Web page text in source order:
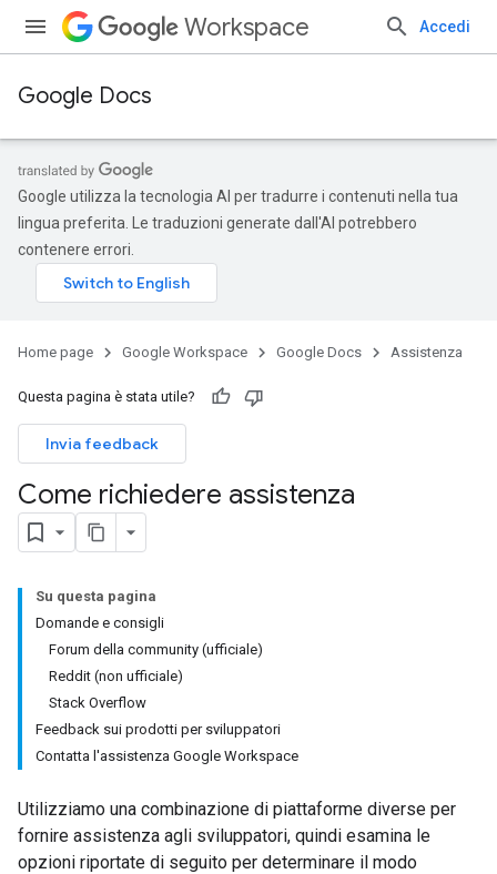
Workspace Accedi
Google Docs
Google utilizza la tecnologia AI per tradurre i contenuti nella tua
lingua preferita. Le traduzioni generate dall'AI potrebbero
contenere errori.
Home page Google Workspace Google Docs Assistenza
Questa pagina è stata utile?
Invia feedback
Come richiedere assistenza
Su questa pagina
Domande e consigli
Forum della community (ufficiale)
Reddit (non ufficiale)
Stack Overflow
Feedback sui prodotti per sviluppatori
Contatta l'assistenza Google Workspace
Utilizziamo una combinazione di piattaforme diverse per
fornire assistenza agli sviluppatori, quindi esamina le
opzioni riportate di seguito per determinare il modo